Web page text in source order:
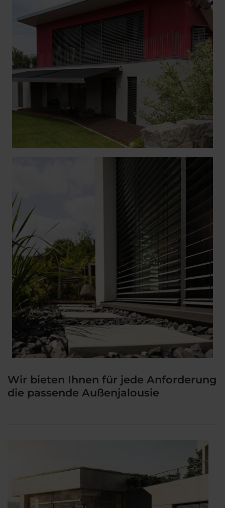
Wir bieten Ihnen für jede Anforderung
die passende Außenjalousie